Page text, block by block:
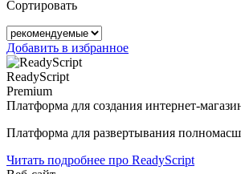
Сортировать
Добавить в избранное
ReadyScript
Premium
Платформа для создания интернет-
Платформа для развертывания
Читать подробнее про ReadyScript